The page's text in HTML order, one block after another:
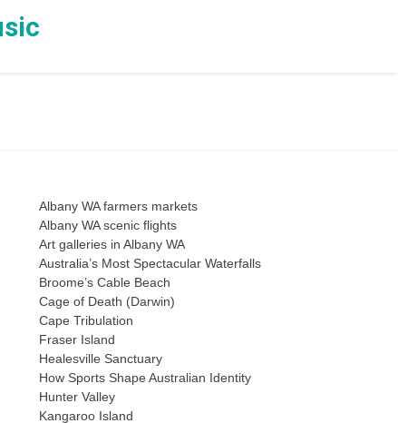
Albany WA farmers markets
Albany WA scenic flights
Art galleries in Albany WA
Australia’s Most Spectacular Waterfalls
Broome’s Cable Beach
Cage of Death (Darwin)
Cape Tribulation
Fraser Island
Healesville Sanctuary
How Sports Shape Australian Identity
Hunter Valley
Kangaroo Island